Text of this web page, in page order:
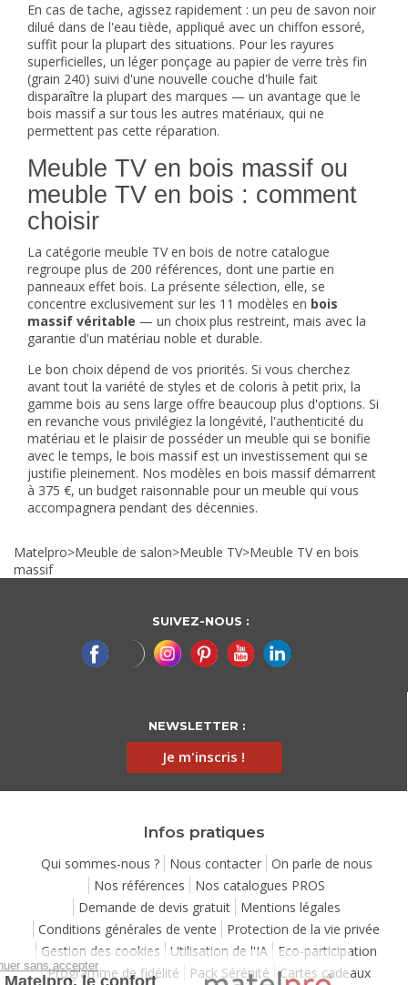
En cas de tache, agissez rapidement : un peu de savon noir
dilué dans de l'eau tiède, appliqué avec un chiffon essoré,
suffit pour la plupart des situations. Pour les rayures
superficielles, un léger ponçage au papier de verre très fin
(grain 240) suivi d'une nouvelle couche d'huile fait
disparaître la plupart des marques — un avantage que le
bois massif a sur tous les autres matériaux, qui ne
permettent pas cette réparation.
Meuble TV en bois massif ou
meuble TV en bois : comment
choisir
La catégorie meuble TV en bois de notre catalogue
regroupe plus de 200 références, dont une partie en
panneaux effet bois. La présente sélection, elle, se
concentre exclusivement sur les 11 modèles en bois
massif véritable — un choix plus restreint, mais avec la
garantie d'un matériau noble et durable.
Le bon choix dépend de vos priorités. Si vous cherchez
avant tout la variété de styles et de coloris à petit prix, la
gamme bois au sens large offre beaucoup plus d'options. Si
en revanche vous privilégiez la longévité, l'authenticité du
matériau et le plaisir de posséder un meuble qui se bonifie
avec le temps, le bois massif est un investissement qui se
justifie pleinement. Nos modèles en bois massif démarrent
à 375 €, un budget raisonnable pour un meuble qui vous
accompagnera pendant des décennies.
Matelpro>Meuble de salon>Meuble TV>Meuble TV en bois
massif
SUIVEZ-NOUS :
NEWSLETTER :
Je m'inscris !
Infos pratiques
Qui sommes-nous ? Nous contacter
On parle de nous
Nos références
Nos catalogues PROS
Demande de devis gratuit
Mentions légales
Conditions générales de vente
Protection de la vie privée
Gestion des cookies
Utilisation de l'IA
Eco-participation
Programme de fidélité
Pack Sérénité Cartes cadeaux
Continuer sans accepter
Chez Matelpro, le confort